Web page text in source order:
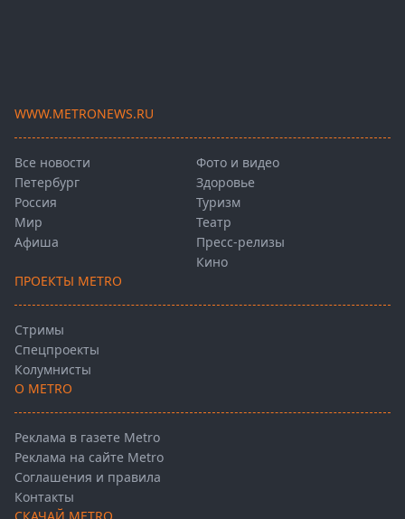
WWW.METRONEWS.RU
Все новости
Петербург
Россия
Мир
Афиша
Фото и видео
Здоровье
Туризм
Театр
Пресс-релизы
Кино
ПРОЕКТЫ METRO
Стримы
Спецпроекты
Колумнисты
О METRO
Реклама в газете Metro
Реклама на сайте Metro
Соглашения и правила
Контакты